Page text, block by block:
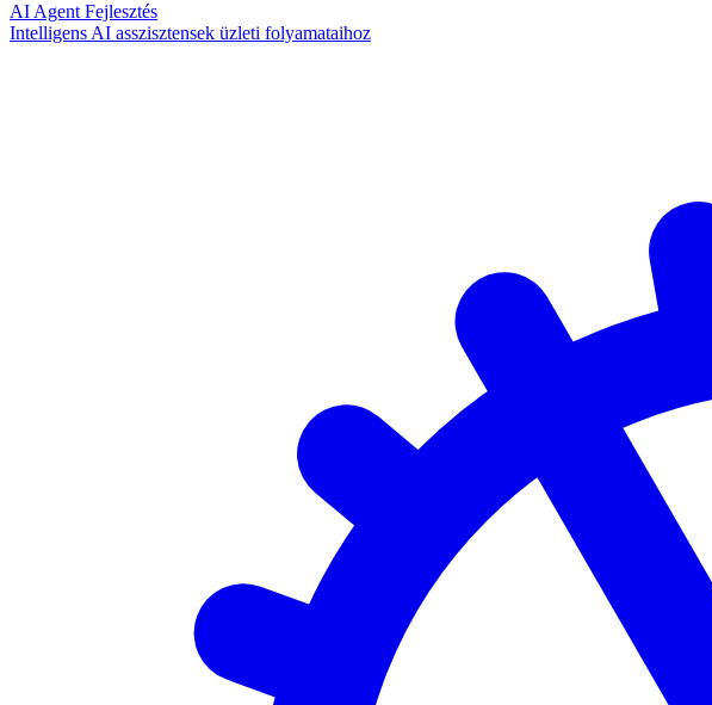
AI Agent Fejlesztés
Intelligens AI asszisztensek üzleti folyamataihoz